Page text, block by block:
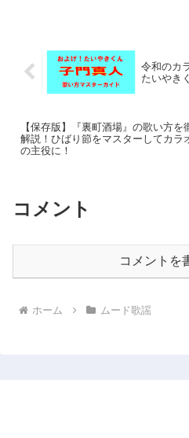
令和のカ
たいやき
【保存版】『裏町酒場』の歌い方を
解説！ひばり節をマスターしてカラ
の主役に！
コメント
コメントを
ホーム ムード歌謡